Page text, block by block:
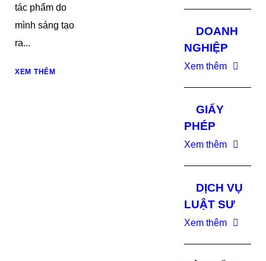
tác phẩm do
mình sáng tạo
ra...
XEM THÊM
DOANH
NGHIỆP
Xem thêm
GIẤY
PHÉP
Xem thêm
DỊCH VỤ
LUẬT SƯ
Xem thêm